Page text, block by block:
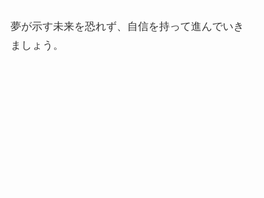
夢が示す未来を恐れず、自信を持って進んでいき
ましょう。